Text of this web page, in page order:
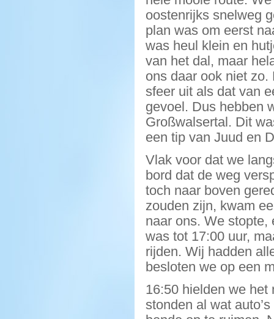
oostenrijks snelweg
plan was om eerst
was heul klein en
van het dal, maar
ons daar ook niet
sfeer uit als dat van
gevoel. Dus hebben
Großwalsertal. Dit
een tip van Juud en
Vlak voor dat we
bord dat de weg
toch naar boven
zouden zijn, kwam
naar ons. We stopte,
was tot 17:00 uur,
rijden. Wij hadden
besloten we op een
16:50 hielden we het
stonden al wat